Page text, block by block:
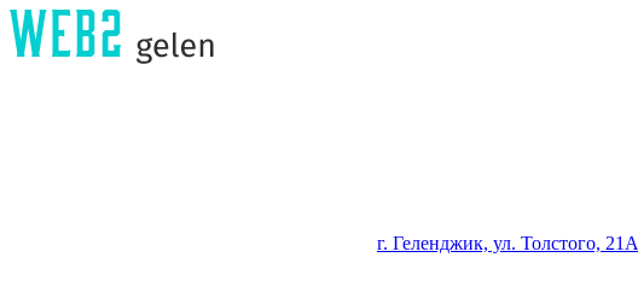
г. Геленджик, ул. Толстого, 21А